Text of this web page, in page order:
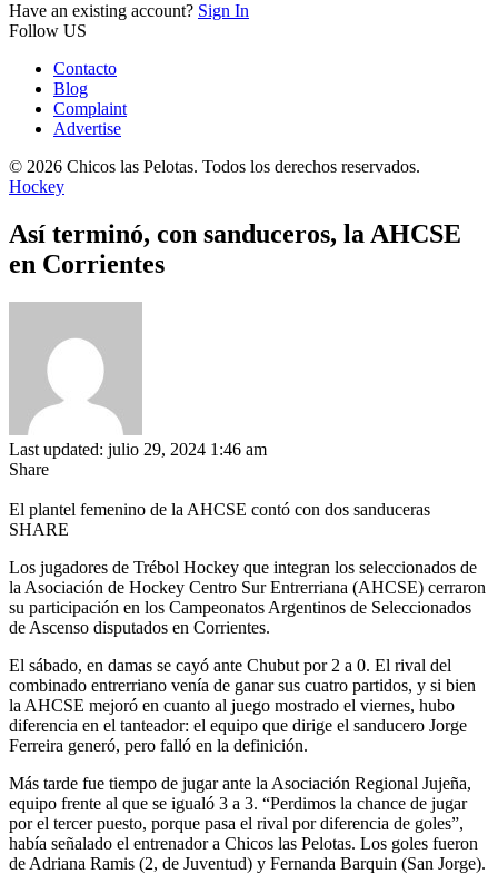
Have an existing account? Sign In
Follow US
Contacto
Blog
Complaint
Advertise
© 2026 Chicos las Pelotas. Todos los derechos reservados.
Hockey
Así terminó, con sanduceros, la AHCSE
en Corrientes
Last updated: julio 29, 2024 1:46 am
Share
El plantel femenino de la AHCSE contó con dos sanduceras
SHARE
Los jugadores de Trébol Hockey que integran los seleccionados de
la Asociación de Hockey Centro Sur Entrerriana (AHCSE) cerraron
su participación en los Campeonatos Argentinos de Seleccionados
de Ascenso disputados en Corrientes.
El sábado, en damas se cayó ante Chubut por 2 a 0. El rival del
combinado entrerriano venía de ganar sus cuatro partidos, y si bien
la AHCSE mejoró en cuanto al juego mostrado el viernes, hubo
diferencia en el tanteador: el equipo que dirige el sanducero Jorge
Ferreira generó, pero falló en la definición.
Más tarde fue tiempo de jugar ante la Asociación Regional Jujeña,
equipo frente al que se igualó 3 a 3. “Perdimos la chance de jugar
por el tercer puesto, porque pasa el rival por diferencia de goles”,
había señalado el entrenador a Chicos las Pelotas. Los goles fueron
de Adriana Ramis (2, de Juventud) y Fernanda Barquin (San Jorge).